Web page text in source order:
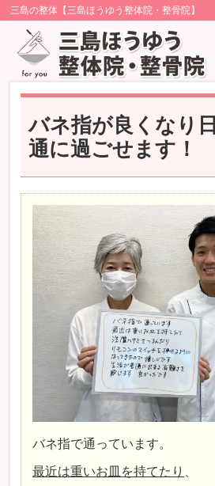
三島の整体【三島ほうゆう整体院・整骨院】
バネ指が良くなり
通に過ごせます！
バネ指で通っています。
最近は重いお皿を持てたり